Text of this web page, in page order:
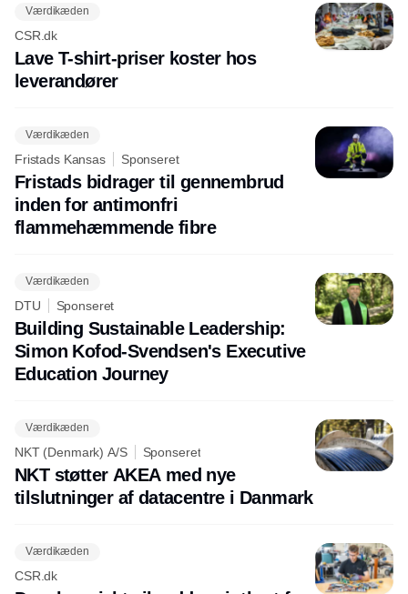
Værdikæden
CSR.dk
Lave T-shirt-priser koster hos
leverandører
Værdikæden
Fristads Kansas Sponseret
Fristads bidrager til gennembrud
inden for antimonfri
flammehæmmende fibre
Værdikæden
DTU Sponseret
Building Sustainable Leadership:
Simon Kofod-Svendsen's Executive
Education Journey
Værdikæden
NKT (Denmark) A/S Sponseret
NKT støtter AKEA med nye
tilslutninger af datacentre i Danmark
Værdikæden
CSR.dk